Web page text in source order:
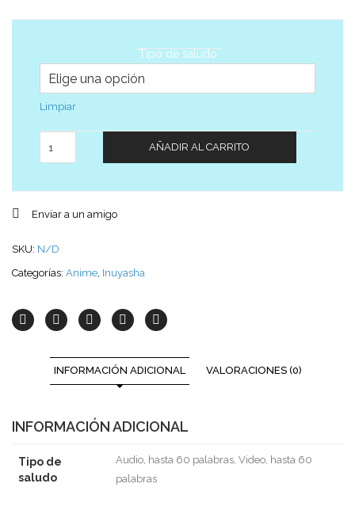
Tipo de saludo
Limpiar
AÑADIR AL CARRITO
Enviar a un amigo
SKU: N/D
Categorías: Anime, Inuyasha
INFORMACIÓN ADICIONAL VALORACIONES (0)
INFORMACIÓN ADICIONAL
Tipo de
saludo
Audio, hasta 60 palabras, Video, hasta 60
palabras